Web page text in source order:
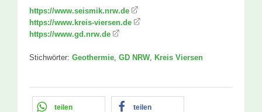
https://www.seismik.nrw.de
https://www.kreis-viersen.de
https://www.gd.nrw.de
Stichwörter: Geothermie GD NRW, Kreis Viersen
teilen teilen